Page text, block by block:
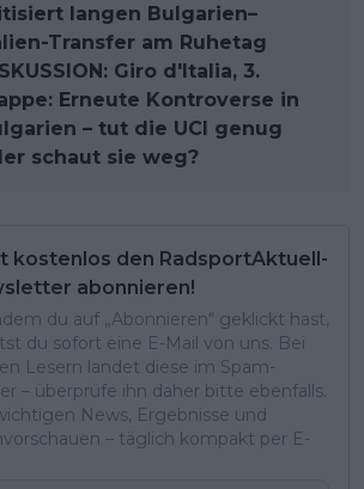
langen Bulgarien–
Transfer am Ruhetag
Giro d'Italia, 3.
Erneute Kontroverse in
– tut die UCI genug
schaut sie weg?
kostenlos den RadsportAktuell-
abonnieren!
du auf „Abonnieren“ geklickt hast,
du sofort eine E-Mail von uns. Bei
Lesern landet diese im Spam-
– überprüfe ihn daher bitte ebenfalls.
News, Ergebnisse und
– täglich kompakt per E-